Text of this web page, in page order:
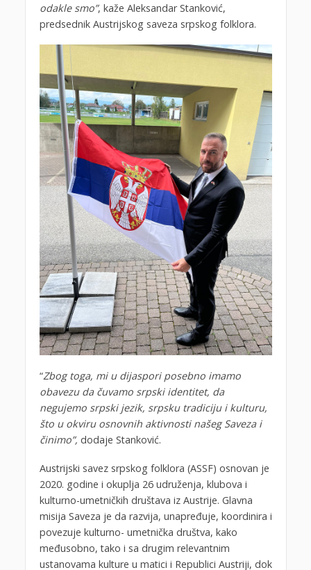
odakle smo”, kaže Aleksandar Stanković,
predsednik Austrijskog saveza srpskog folklora.
“Zbog toga, mi u dijaspori posebno imamo
obavezu da čuvamo srpski identitet, da
negujemo srpski jezik, srpsku tradiciju i kulturu,
što u okviru osnovnih aktivnosti našeg Saveza i
činimo”, dodaje Stanković.
Austrijski savez srpskog folklora (ASSF) osnovan je
2020. godine i okuplja 26 udruženja, klubova i
kulturno-umetničkih društava iz Austrije. Glavna
misija Saveza je da razvija, unapređuje, koordinira i
povezuje kulturno- umetnička društva, kako
međusobno, tako i sa drugim relevantnim
ustanovama kulture u matici i Republici Austriji, dok